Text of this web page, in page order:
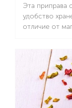
Эта приправа
удобство
отличие от
В сушеном
ингредиенты
овощей,